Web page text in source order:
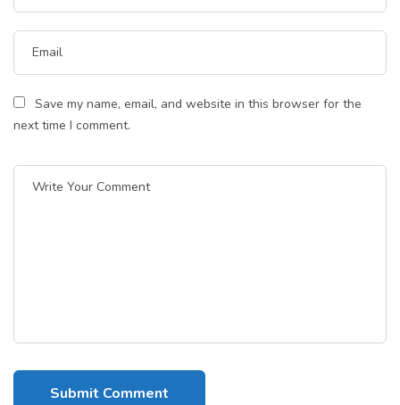
Save my name, email, and website in this browser for the
next time I comment.